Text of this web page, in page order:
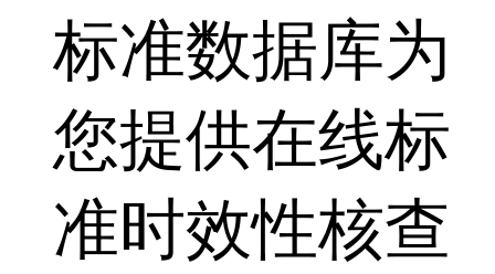
标准数据库为
您提供在线标
准时效性核查